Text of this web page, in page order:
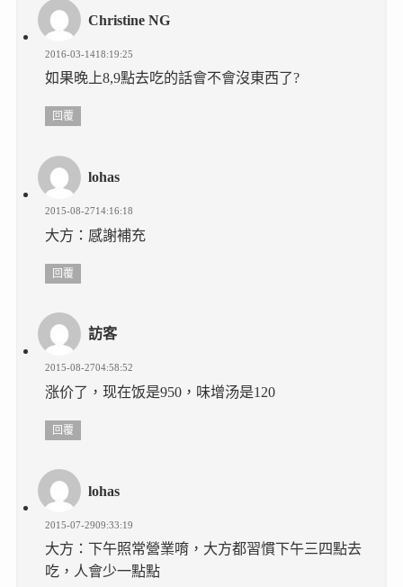
Christine NG
2016-03-1418:19:25
如果晚上8,9點去吃的話會不會沒東西了?
回覆
lohas
2015-08-2714:16:18
大方：感謝補充
回覆
訪客
2015-08-2704:58:52
涨价了，现在饭是950，味增汤是120
回覆
lohas
2015-07-2909:33:19
大方：下午照常營業唷，大方都習慣下午三四點去
吃，人會少一點點